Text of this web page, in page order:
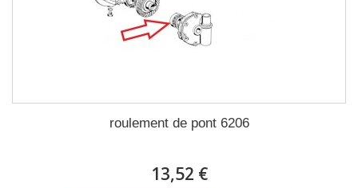
roulement de pont 6206
13,52 €